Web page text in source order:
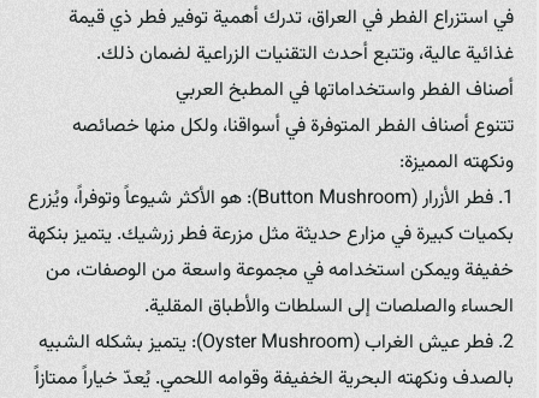
في استزراع الفطر في العراق، تدرك أهمية توفير فطر ذي قيمة
غذائية عالية، وتتبع أحدث التقنيات الزراعية لضمان ذلك.
أصناف الفطر واستخداماتها في المطبخ العربي
تتنوع أصناف الفطر المتوفرة في أسواقنا، ولكل منها خصائصه
ونكهته المميزة:
1. فطر الأزرار (Button Mushroom): هو الأكثر شيوعاً وتوفراً، ويُزرع
بكميات كبيرة في مزارع حديثة مثل مزرعة فطر زرشيك. يتميز بنكهة
خفيفة ويمكن استخدامه في مجموعة واسعة من الوصفات، من
الحساء والصلصات إلى السلطات والأطباق المقلية.
2. فطر عيش الغراب (Oyster Mushroom): يتميز بشكله الشبيه
بالصدف ونكهته البحرية الخفيفة وقوامه اللحمي. يُعدّ خياراً ممتازاً